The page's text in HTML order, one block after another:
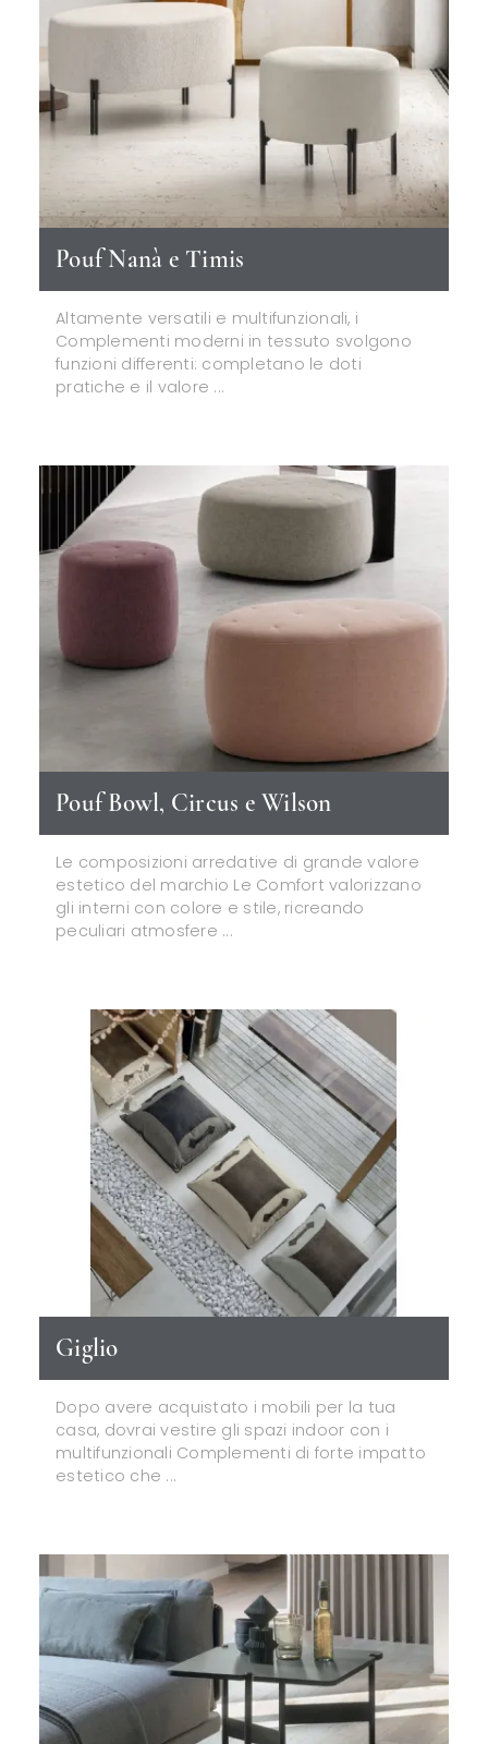
Pouf Nanà e Timis
Altamente versatili e multifunzionali, i
Complementi moderni in tessuto svolgono
funzioni differenti: completano le doti
pratiche e il valore ...
Pouf Bowl, Circus e Wilson
Le composizioni arredative di grande valore
estetico del marchio Le Comfort valorizzano
gli interni con colore e stile, ricreando
peculiari atmosfere ...
Giglio
Dopo avere acquistato i mobili per la tua
casa, dovrai vestire gli spazi indoor con i
multifunzionali Complementi di forte impatto
estetico che ...